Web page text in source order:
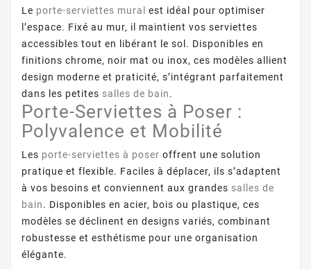
Le porte-serviettes mural
est idéal pour optimiser
l’espace. Fixé au mur, il maintient vos serviettes
accessibles tout en libérant le sol. Disponibles en
finitions chrome, noir mat ou inox, ces modèles allient
design moderne et praticité, s’intégrant parfaitement
dans les petites salles de bain.
Porte-Serviettes à Poser :
Polyvalence et Mobilité
Les porte-serviettes à poser offrent une solution
pratique et flexible. Faciles à déplacer, ils s’adaptent
à vos besoins et conviennent aux grandes salles de
bain. Disponibles en acier, bois ou plastique, ces
modèles se déclinent en designs variés, combinant
robustesse et esthétisme pour une organisation
élégante.